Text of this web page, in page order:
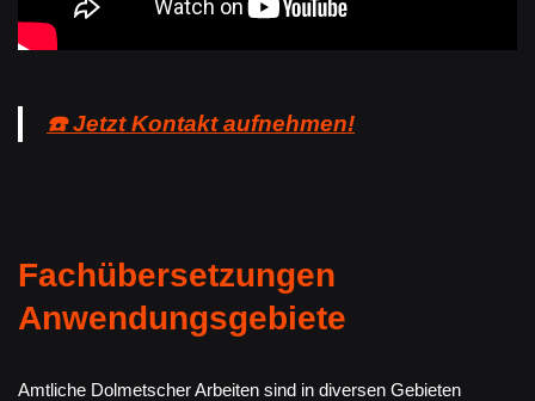
☎️ Jetzt Kontakt aufnehmen!
Fachübersetzungen
Anwendungsgebiete
Amtliche Dolmetscher Arbeiten sind in diversen Gebieten